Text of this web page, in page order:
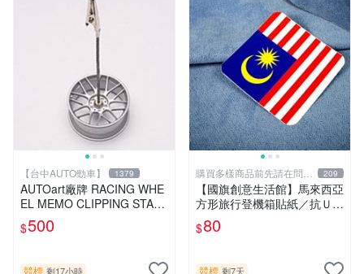
【台中AUTO勁車】 1379
AUTOart廠牌 RACING WHE
EL MEMO CLIPPING STAN
D (SILVER) 輪框 名片夾【台
中AUTO勁車】
$500
競標 剩17小時
購買多樣商品前先請在問與
答告知
209
【國旗創意生活館】馬來西亞
方形旅行登機箱貼紙／抗ＵＶ
防水／行李箱／多國可訂製
$80
競標 剩7天